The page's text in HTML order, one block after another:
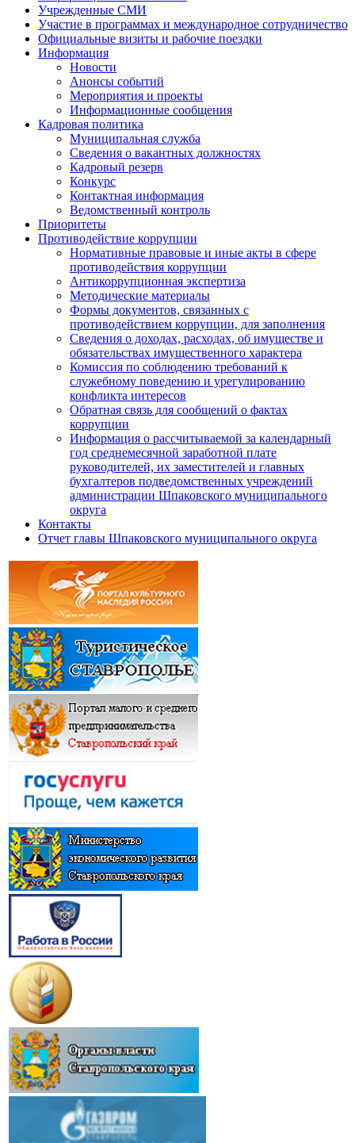
Учрежденные СМИ
Участие в программах и международное сотрудничество
Официальные визиты и рабочие поездки
Информация
Новости
Анонсы событий
Мероприятия и проекты
Информационные сообщения
Кадровая политика
Муниципальная служба
Сведения о вакантных должностях
Кадровый резерв
Конкурс
Контактная информация
Ведомственный контроль
Приоритеты
Противодействие коррупции
Нормативные правовые и иные акты в сфере
противодействия коррупции
Антикоррупционная экспертиза
Методические материалы
Формы документов, связанных с
противодействием коррупции, для заполнения
Сведения о доходах, расходах, об имуществе и
обязательствах имущественного характера
Комиссия по соблюдению требований к
служебному поведению и урегулированию
конфликта интересов
Обратная связь для сообщений о фактах
коррупции
Информация о рассчитываемой за календарный
год среднемесячной заработной плате
руководителей, их заместителей и главных
бухгалтеров подведомственных учреждений
администрации Шпаковского муниципального
округа
Контакты
Отчет главы Шпаковского муниципального округа